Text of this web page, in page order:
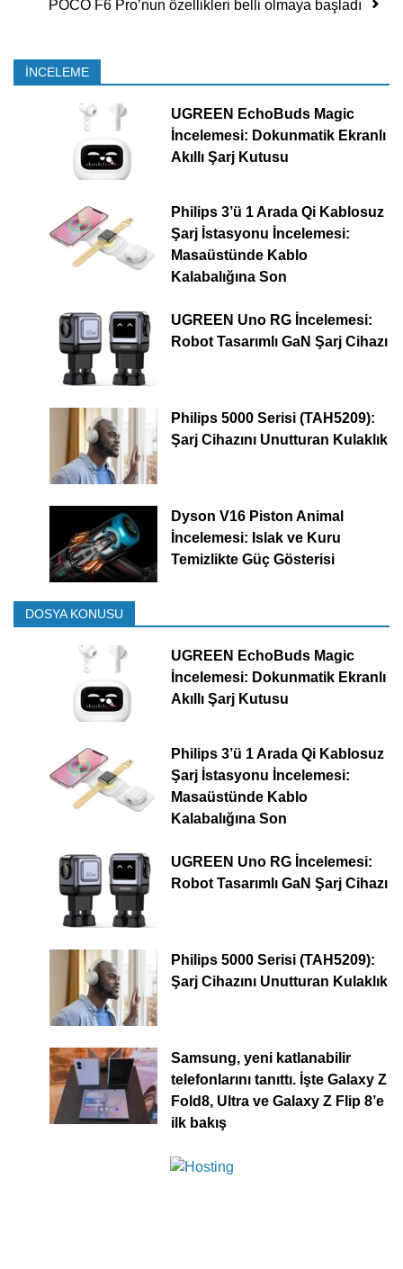
POCO F6 Pro’nun özellikleri belli olmaya başladı
İNCELEME
UGREEN EchoBuds Magic
İncelemesi: Dokunmatik Ekranlı
Akıllı Şarj Kutusu
Philips 3’ü 1 Arada Qi Kablosuz
Şarj İstasyonu İncelemesi:
Masaüstünde Kablo
Kalabalığına Son
UGREEN Uno RG İncelemesi:
Robot Tasarımlı GaN Şarj Cihazı
Philips 5000 Serisi (TAH5209):
Şarj Cihazını Unutturan Kulaklık
Dyson V16 Piston Animal
İncelemesi: Islak ve Kuru
Temizlikte Güç Gösterisi
DOSYA KONUSU
UGREEN EchoBuds Magic
İncelemesi: Dokunmatik Ekranlı
Akıllı Şarj Kutusu
Philips 3’ü 1 Arada Qi Kablosuz
Şarj İstasyonu İncelemesi:
Masaüstünde Kablo
Kalabalığına Son
UGREEN Uno RG İncelemesi:
Robot Tasarımlı GaN Şarj Cihazı
Philips 5000 Serisi (TAH5209):
Şarj Cihazını Unutturan Kulaklık
Samsung, yeni katlanabilir
telefonlarını tanıttı. İşte Galaxy Z
Fold8, Ultra ve Galaxy Z Flip 8’e
ilk bakış